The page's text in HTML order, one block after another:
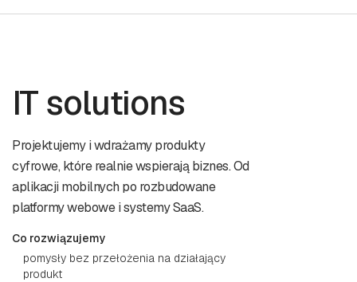
IT solutions
Projektujemy i wdrażamy produkty
cyfrowe, które realnie wspierają biznes. Od
aplikacji mobilnych po rozbudowane
platformy webowe i systemy SaaS.
Co rozwiązujemy
pomysły bez przełożenia na działający
produkt